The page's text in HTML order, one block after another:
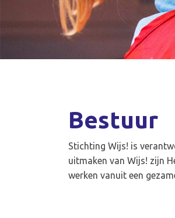
Bestuur
Stichting Wijs! is
uitmaken van Wijs! zijn
werken vanuit een